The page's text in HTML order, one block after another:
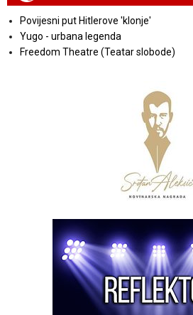
Povijesni put Hitlerove 'klonje'
Yugo - urbana legenda
Freedom Theatre (Teatar slobode)